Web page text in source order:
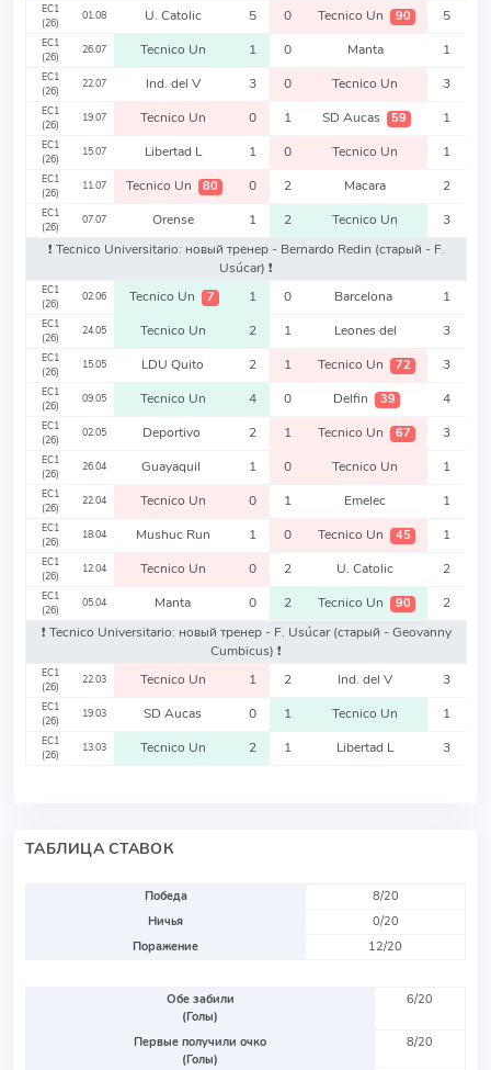
EC1
(26)
01.08 U. Catolic 5 0 Tecnico Un 90 5
EC1
(26)
26.07 Tecnico Un 1 0 Manta 1
EC1
(26)
22.07 Ind. del V 3 0 Tecnico Un 3
EC1
(26)
19.07 Tecnico Un 0 1 SD Aucas 59 1
EC1
(26)
15.07 Libertad L 1 0 Tecnico Un 1
EC1
(26)
11.07 Tecnico Un 80 0 2 Macara 2
EC1
(26)
07.07 Orense 1 2 Tecnico Un
3
❗️ Tecnico Universitario: новый тренер - Bernardo Redin (старый - F.
Usúcar) ❗️
EC1
(26)
02.06 Tecnico Un 7 1 0 Barcelona 1
EC1
(26)
24.05 Tecnico Un 2 1 Leones del 3
EC1
(26)
15.05 LDU Quito 2 1 Tecnico Un 72 3
EC1
(26)
09.05 Tecnico Un 4 0 Delfin 39 4
EC1
(26)
02.05 Deportivo 2 1 Tecnico Un 67 3
EC1
(26)
26.04 Guayaquil 1 0 Tecnico Un 1
EC1
(26)
22.04 Tecnico Un 0 1 Emelec 1
EC1
(26)
18.04 Mushuc Run 1 0 Tecnico Un 45 1
EC1
(26)
12.04 Tecnico Un 0 2 U. Catolic 2
EC1
(26)
05.04 Manta 0 2 Tecnico Un 90
2
❗️ Tecnico Universitario: новый тренер - F. Usúcar(старый - Geovanny
Cumbicus) ❗️
EC1
(26)
22.03 Tecnico Un 1 2 Ind. del V 3
EC1
(26)
19.03 SD Aucas 0 1 Tecnico Un 1
EC1
(26)
13.03 Tecnico Un 2 1 Libertad L 3
ТАБЛИЦА СТАВОК
Победа
8/20
Ничья
0/20
Поражение
12/20
Обе забили
(Голы)
6/20
Первые получили очко
(Голы)
8/20